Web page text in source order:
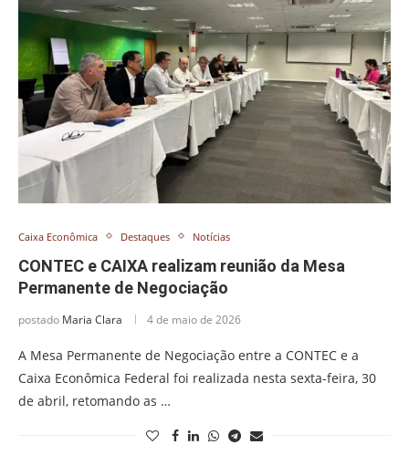
Caixa Econômica Destaques Notícias
CONTEC e CAIXA realizam reunião da Mesa
Permanente de Negociação
postado Maria Clara 4 de maio de 2026
A Mesa Permanente de Negociação entre a CONTEC e a
Caixa Econômica Federal foi realizada nesta sexta-feira, 30
de abril, retomando as …